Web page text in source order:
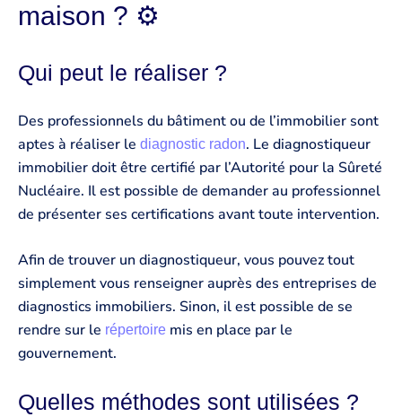
maison ? ⚙️
Qui peut le réaliser ?
Des professionnels du bâtiment ou de l’immobilier sont
aptes à réaliser le diagnostic radon. Le diagnostiqueur
immobilier doit être certifié par l’Autorité pour la Sûreté
Nucléaire. Il est possible de demander au professionnel
de présenter ses certifications avant toute intervention.
Afin de trouver un diagnostiqueur, vous pouvez tout
simplement vous renseigner auprès des entreprises de
diagnostics immobiliers. Sinon, il est possible de se
rendre sur le répertoire mis en place par le
gouvernement.
Quelles méthodes sont utilisées ?